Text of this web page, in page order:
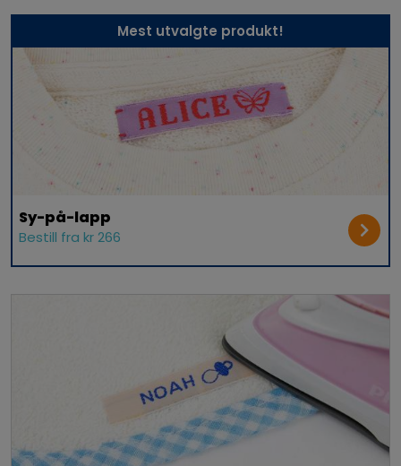
Mest utvalgte produkt!
Sy-på-lapp
Bestill fra kr 266